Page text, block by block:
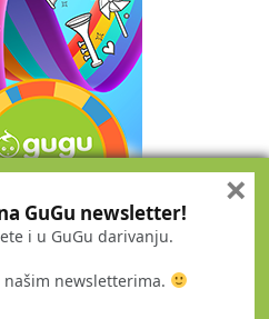
GuGu newsletter!
i u GuGu darivanju.
newsletterima.
×